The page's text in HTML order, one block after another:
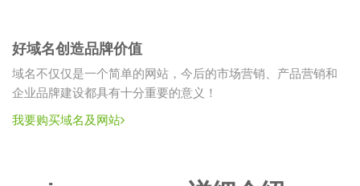
好域名创造品牌价值
域名不仅仅是一个简单的网站，今后的市场营销、产品营销和
企业品牌建设都具有十分重要的意义！
我要购买域名及网站